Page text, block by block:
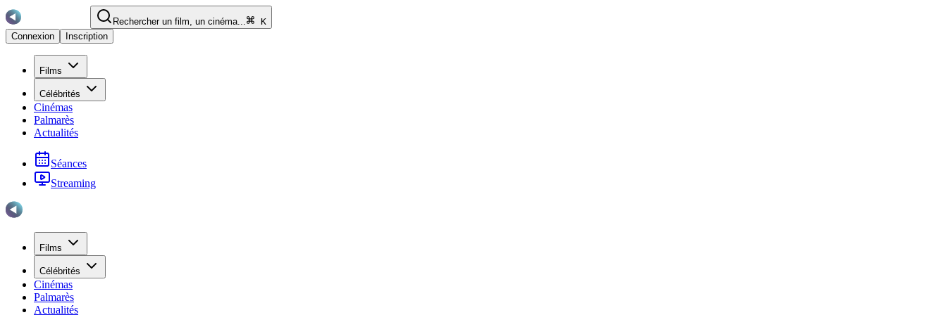
Rechercher un film, un cinéma...
K
Connexion
Inscription
Films
Célébrités
Cinémas
Palmarès
Actualités
Séances
Streaming
Films
Célébrités
Cinémas
Palmarès
Actualités